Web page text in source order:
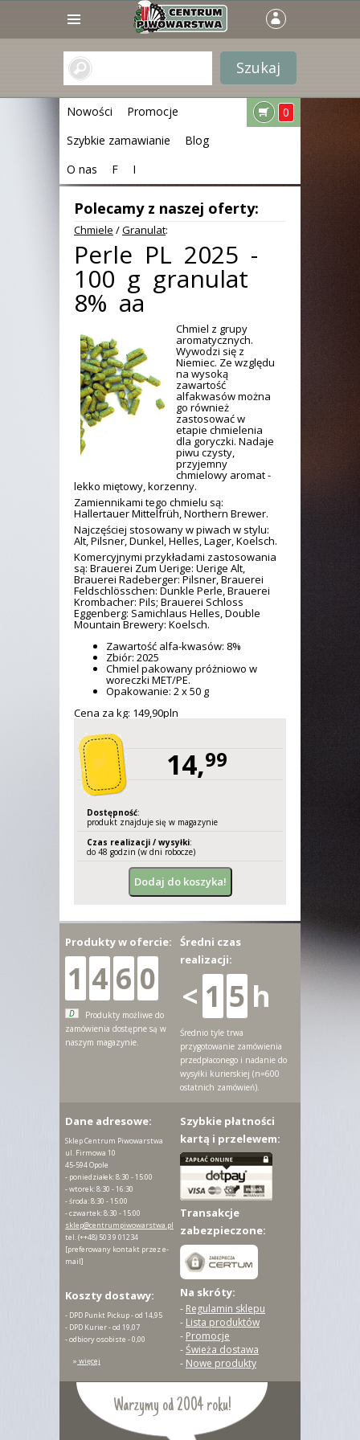
Nowości
Promocje
Szybkie zamawianie
Blog
O nas
F I
0
Polecamy z naszej oferty:
Chmiele /Granulat:
Perle PL 2025 -
100 g granulat
8% aa
Chmiel z grupy
aromatycznych.
Wywodzi się z
Niemiec. Ze względu
na wysoką
zawartość
alfakwasów można
go również
zastosować w
etapie chmielenia
dla goryczki. Nadaje
piwu czysty,
przyjemny
chmielowy aromat -
lekko miętowy, korzenny.
Zamiennikami tego chmielu są:
Hallertauer Mittelfrüh, Northern Brewer.
Najczęściej stosowany w piwach w stylu:
Alt, Pilsner, Dunkel, Helles, Lager, Koelsch.
Komercyjnymi przykładami zastosowania
są: Brauerei Zum Uerige: Uerige Alt,
Brauerei Radeberger: Pilsner, Brauerei
Feldschlösschen: Dunkle Perle, Brauerei
Krombacher: Pils; Brauerei Schloss
Eggenberg: Samichlaus Helles, Double
Mountain Brewery: Koelsch.
Zawartość alfa-kwasów: 8%
Zbiór: 2025
Chmiel pakowany próżniowo w
woreczki MET/PE.
Opakowanie: 2 x 50 g
Cena za kg: 149,90pln
14,99
Dostępność:
produkt znajduje się w magazynie
Czas realizacji / wysyłki:
do 48 godzin (w dni robocze)
Warzymy od 2004 roku!
Produkty w ofercie:
1 4 6 0
D
Produkty możliwe do
zamówienia dostępne są w
naszym magazynie.
Średni czas
realizacji:
< 1 5 h
Średnio tyle trwa
przygotowanie zamówienia
przedpłaconego i nadanie do
wysyłki kurierskiej (n=600
ostatnich zamówień).
Dane adresowe:
Sklep Centrum Piwowarstwa
ul. Firmowa 10
45-594 Opole
- poniedziałek: 8:30 - 15:00
- wtorek: 8:30 - 16:30
- środa: 8:30 - 15:00
- czwartek: 8:30 - 15:00
sklep@centrumpiwowarstwa.pl
tel.(++48) 503 9 01234
[preferowany kontakt przez e-
mail]
Szybkie płatności
kartą i przelewem:
Transakcje
zabezpieczone:
Koszty dostawy:
- DPD Punkt Pickup - od 14,95
- DPD Kurier - od 19,07
- odbiory osobiste - 0,00
» więcej
Na skróty:
- Regulamin sklepu
- Lista produktów
- Promocje
-Świeża dostawa
- Nowe produkty